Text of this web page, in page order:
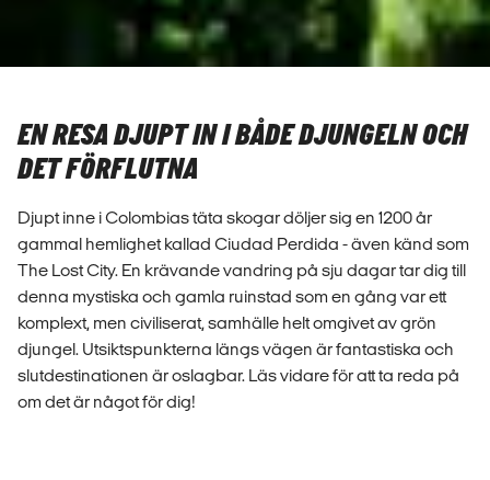
EN RESA DJUPT IN I BÅDE DJUNGELN OCH
DET FÖRFLUTNA
Djupt inne i Colombias täta skogar döljer sig en 1200 år
gammal hemlighet kallad Ciudad Perdida - även känd som
The Lost City. En krävande vandring på sju dagar tar dig till
denna mystiska och gamla ruinstad som en gång var ett
komplext, men civiliserat, samhälle helt omgivet av grön
djungel. Utsiktspunkterna längs vägen är fantastiska och
slutdestinationen är oslagbar. Läs vidare för att ta reda på
om det är något för dig!